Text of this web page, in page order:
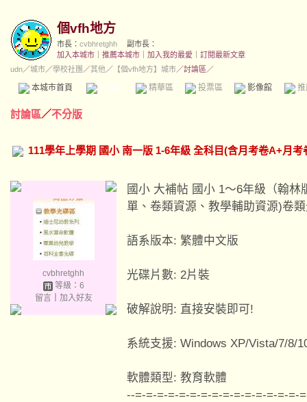
個vfh地方
市長： cvbhretghh
副市長：
加入本城市
推薦本城市 加入我的最愛
訂閱最新文章
udn／城市／學校社團 ／其他 ／ 【個vfh地方】城市／討論區／
本城市首頁 精華區 投票區 影像館
討論區／不分版
111學年上學期 國小 南一版 1-6年級 全科目(含月考卷A+月
cvbhretghh
等級：6
留言｜ 加入好友
國小 大補帖 國小 1～6年級（翰
單、卷類資源、教學輔助資源)卷
語系版本: 繁體中文版
光碟片數: 2片裝
破解說明: 直接安裝即可!
系統支援: Windows XP/Vista/7/8/
軟體類型: 教育軟體
--=-=-=-=-=-=-=-=-=-=-=-=-=-=-=-